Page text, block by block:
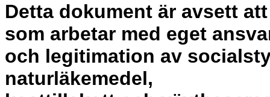
Detta dokument är avsett
som arbetar med eget
och legitimation av
naturläkemedel,